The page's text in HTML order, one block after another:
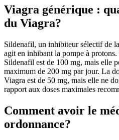
Viagra générique :
du Viagra?
Sildenafil, un inhibiteur sélectif de
agit en inhibant la pompe à
Sildenafil est de 100 mg, mais elle
maximum de 200 mg par jour. La
Viagra est de 50 mg, mais elle ne
rapport aux doses maximales
Comment avoir le
ordonnance?